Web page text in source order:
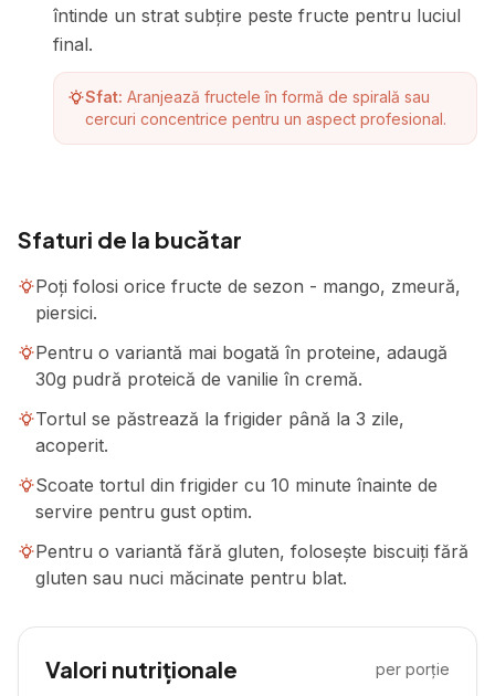
întinde un strat subțire peste fructe pentru luciul
final.
Sfat: Aranjează fructele în formă de spirală sau
cercuri concentrice pentru un aspect profesional.
Sfaturi de la bucătar
Poți folosi orice fructe de sezon - mango, zmeură,
piersici.
Pentru o variantă mai bogată în proteine, adaugă
30g pudră proteică de vanilie în cremă.
Tortul se păstrează la frigider până la 3 zile,
acoperit.
Scoate tortul din frigider cu 10 minute înainte de
servire pentru gust optim.
Pentru o variantă fără gluten, folosește biscuiți fără
gluten sau nuci măcinate pentru blat.
Valori nutriționale per porție